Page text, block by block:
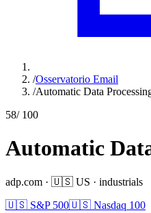
/Osservatorio Email
/Automatic Data
58/ 100
Automatic
adp.com · 🇺🇸 US · industrials
🇺🇸 S&P 500🇺🇸 Nasdaq 100